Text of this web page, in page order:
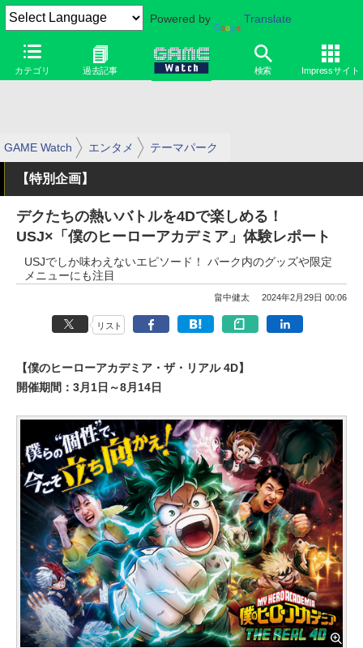
Powered by Translate
カテゴリ 過去記事 検索 Impressサイト
GAME Watch エンタメ テーマパーク
【特別企画】
デクたちの熱いバトルを4Dで楽しめる！
USJ×「僕のヒーローアカデミア」体験レポート
USJでしか味わえないエピソード！ パーク内のグッズや限定
メニューにも注目
畠中健太 2024年2月29日 00:06
リスト
【僕のヒーローアカデミア・ザ・リアル 4D】
開催期間：3月1日～8月14日